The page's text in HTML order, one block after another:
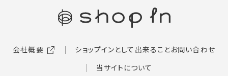
会社概要 ショップインとして出来ることお問い合わせ
当サイトについて